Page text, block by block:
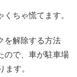
ちゃ慌てます。
を解除する方法
ので、車が駐車場
ます。